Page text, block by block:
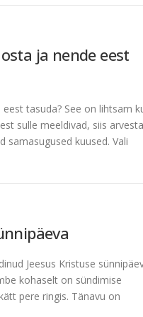
ja nende eest
tasuda? See on lihtsam
sulle meeldivad, siis arvesta
samasugused kuused. Vali
Jeesus Kristuse
kohaselt on sündimise
pere ringis. Tänavu on